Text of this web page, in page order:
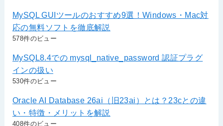
MySQL GUIツールのおすすめ9選！Windows・Mac対
応の無料ソフトを徹底解説
578件のビュー
MySQL8.4での mysql_native_password 認証プラグ
インの扱い
530件のビュー
Oracle AI Database 26ai（旧23ai）とは？23cとの違
い・特徴・メリットを解説
408件のビュー